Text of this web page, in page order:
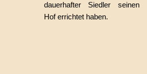
dauerhafter Siedler seinen
Hof errichtet haben.